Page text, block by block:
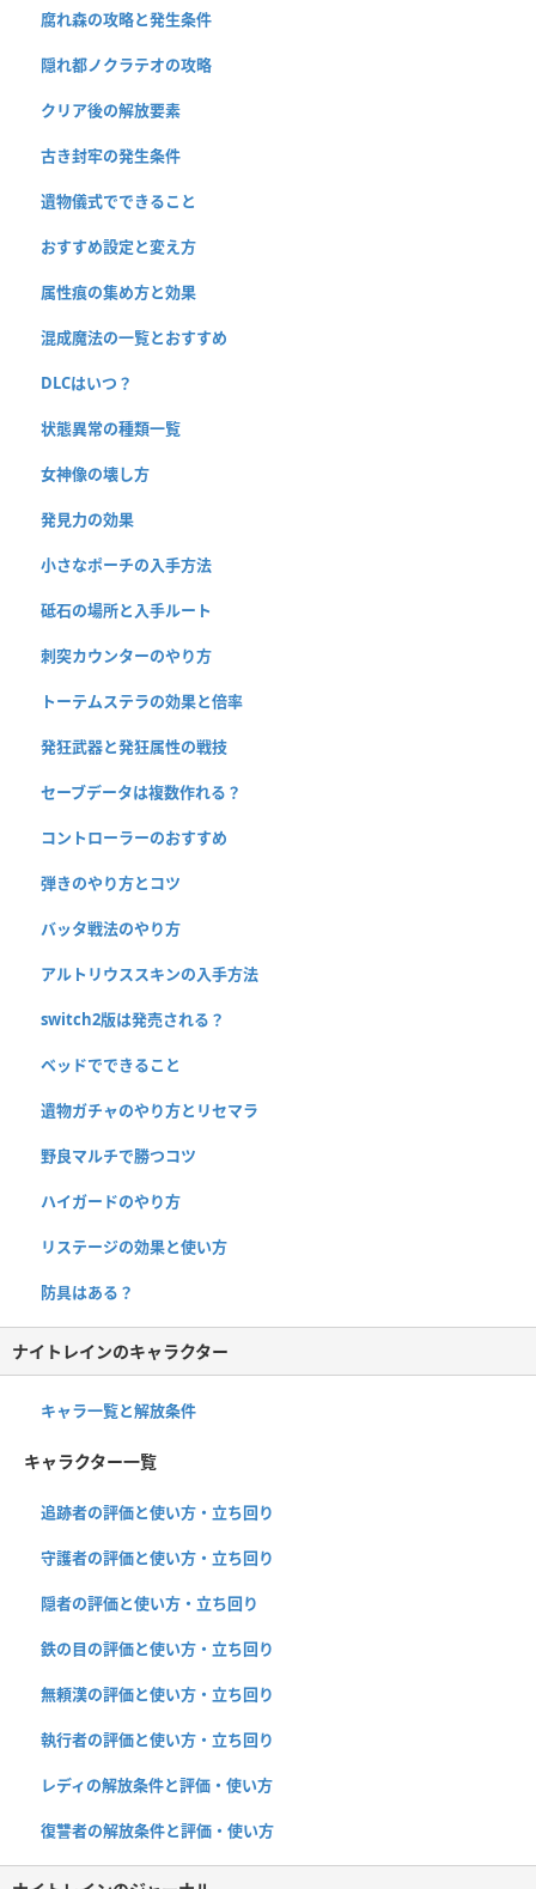
腐れ森の攻略と発生条件
隠れ都ノクラテオの攻略
クリア後の解放要素
古き封牢の発生条件
遺物儀式でできること
おすすめ設定と変え方
属性痕の集め方と効果
混成魔法の一覧とおすすめ
DLCはいつ？
状態異常の種類一覧
女神像の壊し方
発見力の効果
小さなポーチの入手方法
砥石の場所と入手ルート
刺突カウンターのやり方
トーテムステラの効果と倍率
発狂武器と発狂属性の戦技
セーブデータは複数作れる？
コントローラーのおすすめ
弾きのやり方とコツ
バッタ戦法のやり方
アルトリウススキンの入手方法
switch2版は発売される？
ベッドでできること
遺物ガチャのやり方とリセマラ
野良マルチで勝つコツ
ハイガードのやり方
リステージの効果と使い方
防具はある？
ナイトレインのキャラクター
キャラ一覧と解放条件
キャラクター一覧
追跡者の評価と使い方・立ち回り
守護者の評価と使い方・立ち回り
隠者の評価と使い方・立ち回り
鉄の目の評価と使い方・立ち回り
無頼漢の評価と使い方・立ち回り
執行者の評価と使い方・立ち回り
レディの解放条件と評価・使い方
復讐者の解放条件と評価・使い方